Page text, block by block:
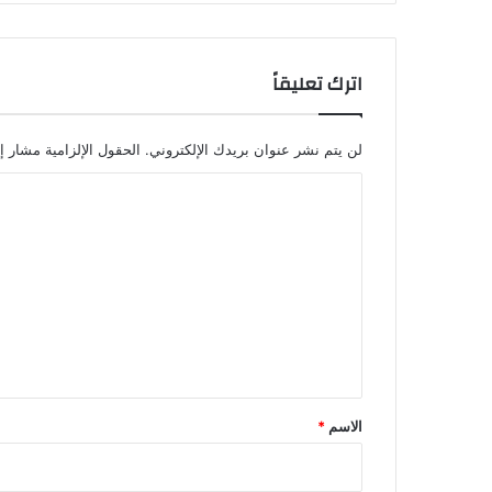
اترك تعليقاً
لن يتم نشر عنوان بريدك الإلكتروني. الحقول الإلزامية مشار
*
الاسم *